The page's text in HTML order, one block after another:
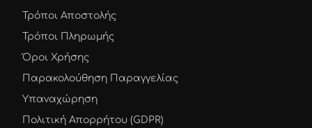
Τρόποι Αποστολής
Τρόποι Πληρωμής
Όροι Χρήσης
Παρακολούθηση Παραγγελίας
Υπαναχώρηση
Πολιτική Απορρήτου (GDPR)